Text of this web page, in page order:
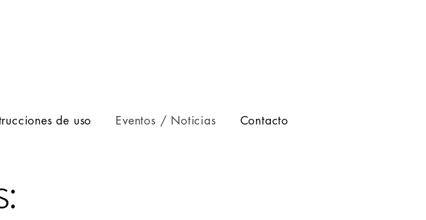
de uso Eventos / Noticias Contacto